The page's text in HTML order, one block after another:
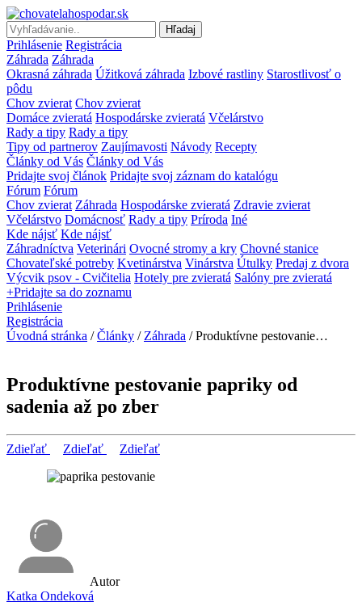
Hľadaj
Prihlásenie Registrácia
Záhrada Záhrada
Okrasná záhrada Úžitková záhrada Izbové rastliny Starostlivosť o
pôdu
Chov zvierat Chov zvierat
Domáce zvieratá Hospodárske zvieratá Včelárstvo
Rady a tipy Rady a tipy
Tipy od partnerov Zaujímavosti Návody Recepty
Články od Vás Články od Vás
Pridajte svoj článok Pridajte svoj záznam do katalógu
Fórum Fórum
Chov zvierat Záhrada Hospodárske zvieratá Zdravie zvierat
Včelárstvo Domácnosť Rady a tipy Príroda Iné
Kde nájsť Kde nájsť
Záhradníctva Veterinári Ovocné stromy a kry Chovné stanice
Chovateľské potreby Kvetinárstva Vinárstva Útulky Predaj z dvora
Výcvik psov - Cvičitelia Hotely pre zvieratá Salóny pre zvieratá
+Pridajte sa do zoznamu
Prihlásenie
Registrácia
Úvodná stránka / Články / Záhrada / Produktívne pestovanie…
Produktívne pestovanie papriky od
sadenia až po zber
Zdieľať Zdieľať Zdieľať
Autor
Katka Ondeková